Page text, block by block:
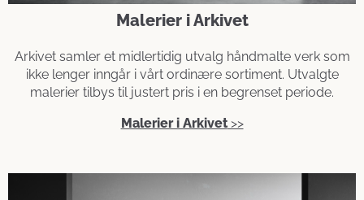
Malerier i Arkivet
Arkivet samler et midlertidig utvalg håndmalte verk som
ikke lenger inngår i vårt ordinære sortiment. Utvalgte
malerier tilbys til justert pris i en begrenset periode.
Malerier i Arkivet>>